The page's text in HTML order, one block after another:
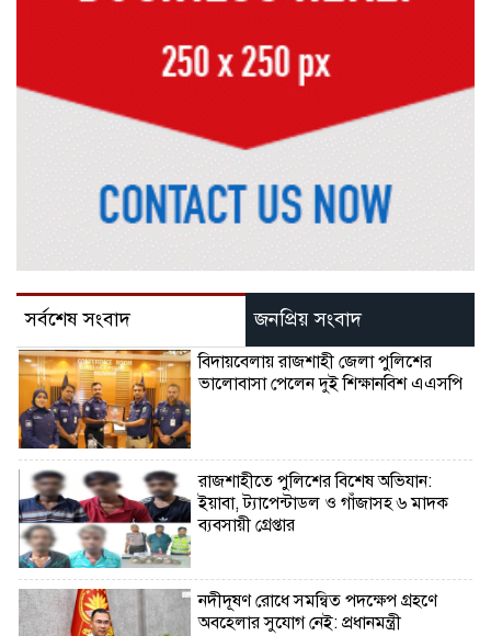
সর্বশেষ সংবাদ জনপ্রিয় সংবাদ
বিদায়বেলায় রাজশাহী জেলা পুলিশের
ভালোবাসা পেলেন দুই শিক্ষানবিশ এএসপি
রাজশাহীতে পুলিশের বিশেষ অভিযান:
ইয়াবা, ট্যাপেন্টাডল ও গাঁজাসহ ৬ মাদক
ব্যবসায়ী গ্রেপ্তার
নদীদূষণ রোধে সমন্বিত পদক্ষেপ গ্রহণে
অবহেলার সুযোগ নেই: প্রধানমন্ত্রী